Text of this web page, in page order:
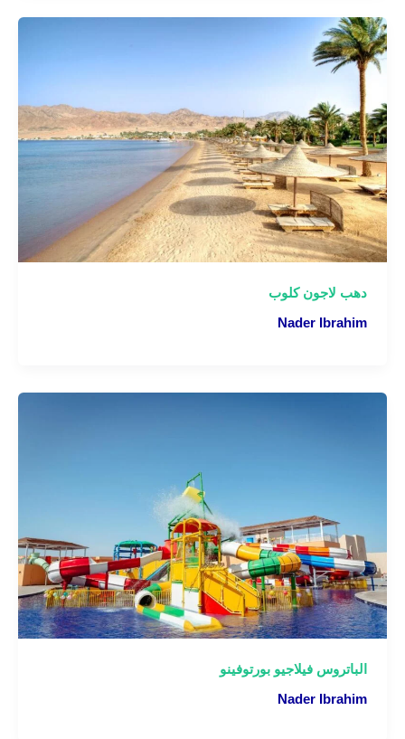
دهب لاجون كلوب
Nader Ibrahim
الباتروس فيلاجيو بورتوفينو
Nader Ibrahim